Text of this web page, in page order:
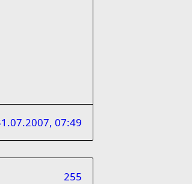
07:49
255